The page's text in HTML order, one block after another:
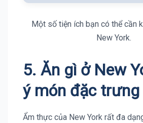
Một số tiện ích bạn có thể cần
New York.
5. Ăn gì ở New
ý món đặc
Ẩm thực của New York rất đa